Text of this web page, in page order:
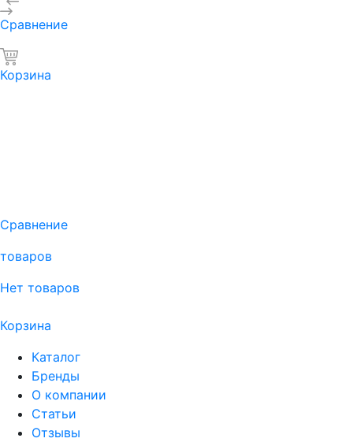
Сравнение
Корзина
Сравнение
товаров
Нет товаров
Корзина
Каталог
Бренды
О компании
Статьи
Отзывы